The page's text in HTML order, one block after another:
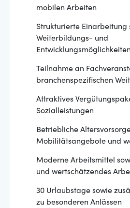
mobilen Arbeiten
Strukturierte Einarbeitung
Weiterbildungs- und
Entwicklungsmöglichkeiten
Teilnahme an
branchenspezifischen
Attraktives
Sozialleistungen
Betriebliche
Mobilitätsangebote und
Moderne Arbeitsmittel
und wertschätzendes
30 Urlaubstage sowie
zu besonderen Anlässen